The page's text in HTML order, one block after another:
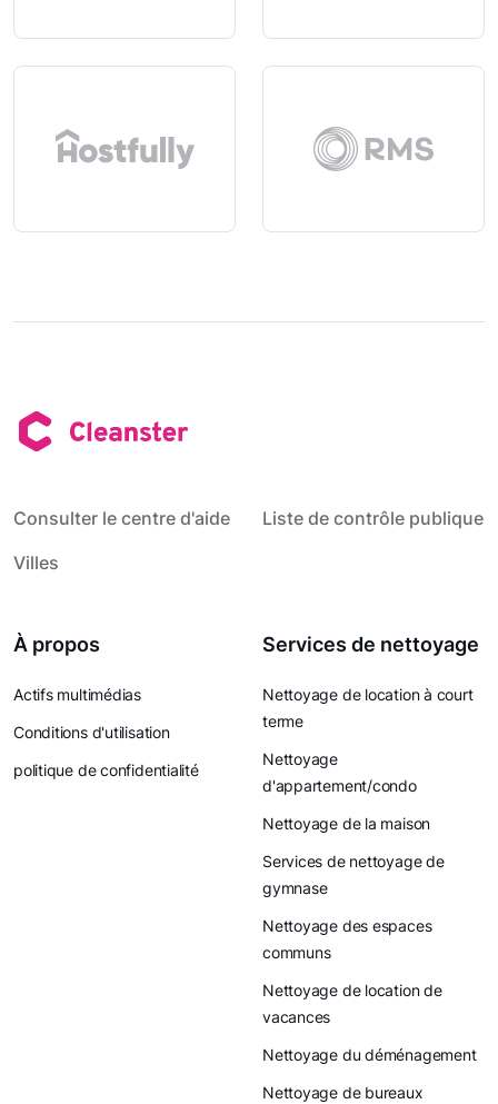
Consulter le centre d'aide
Liste de contrôle publique
Villes
À propos
Actifs multimédias
Conditions d'utilisation
politique de confidentialité
Services de nettoyage
Nettoyage de location à court
terme
Nettoyage
d'appartement/condo
Nettoyage de la maison
Services de nettoyage de
gymnase
Nettoyage des espaces
communs
Nettoyage de location de
vacances
Nettoyage du déménagement
Nettoyage de bureaux